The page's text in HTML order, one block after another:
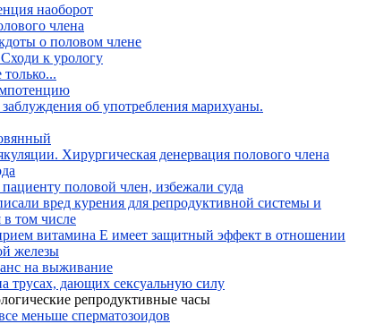
наоборот
члена
о половом члене
к урологу
об употребления марихуаны.
Хирургическая денервация полового члена
половой член, избежали суда
вред курения для репродуктивной системы и
в том числе
витамина Е имеет защитный эффект в отношении
железы
на выживание
трусах, дающих сексуальную силу
репродуктивные часы
меньше сперматозоидов